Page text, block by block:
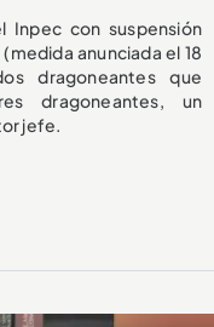
Inpec con suspensión
anunciada el 18
dragoneantes que
dragoneantes, un
jefe.